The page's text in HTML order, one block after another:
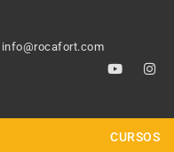
info@rocafort.com
Y
o
u
b
e
I
n
a
g
r
CURSOS